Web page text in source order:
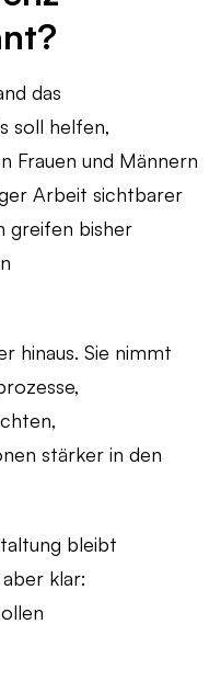
das
soll helfen,
Frauen und Männern
Arbeit sichtbarer
greifen bisher
hinaus. Sie nimmt
stärker in den
bleibt
klar: